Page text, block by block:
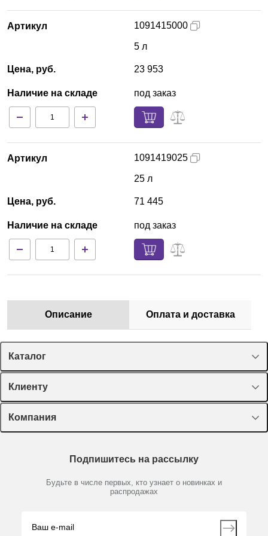
Артикул
Цена, руб.
Наличие на складе
1091415000
5 л
23 953
под заказ
Артикул
Цена, руб.
Наличие на складе
1091419025
25 л
71 445
под заказ
Описание Оплата и доставка
Каталог
Спецпредложения
Оборудование, приборы
Пластик, стекло, принадлежности
Химические реактивы, препараты, наборы
Производители
Клиенту
Лекторий Диаэм
Доставка и оплата
Мобильное приложение
Компания
Партнеры
Контакты
Подпишитесь на рассылку
Будьте в числе первых, кто узнает о новинках и
распродажах